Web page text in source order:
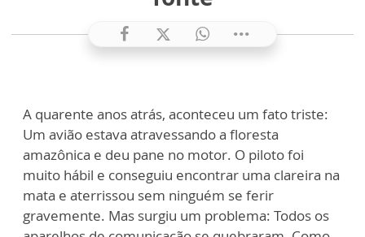
A quarente anos atrás, aconteceu um fato triste:
Um avião estava atravessando a floresta
amazônica e deu pane no motor. O piloto foi
muito hábil e conseguiu encontrar uma clareira na
mata e aterrissou sem ninguém se ferir
gravemente. Mas surgiu um problema: Todos os